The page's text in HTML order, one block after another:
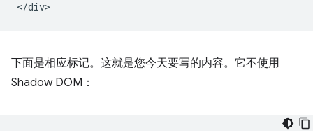
下面是相应标记。这就是您今天要写的内容。它不使用
Shadow DOM：